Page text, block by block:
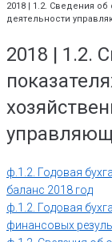
2018 | 1.2. Сведения
деятельности
2018 | 1.2.
ф.1.2. Годовая
баланс 2018 год
ф.1.2. Годовая
финансовых